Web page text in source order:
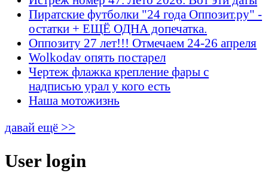
Пиратские футболки "24 года Оппозит.ру" -
остатки + ЕЩЁ ОДНА допечатка.
Оппозиту 27 лет!!! Отмечаем 24-26 апреля
Wolkodav опять постарел
Чертеж флажка крепление фары с
надписью урал у кого есть
Наша мотожизнь
давай ещё >>
User login